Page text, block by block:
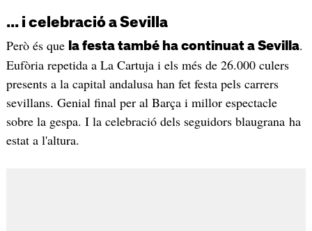
... i celebració a Sevilla
Però és que la festa també ha continuat a Sevilla.
Eufòria repetida a La Cartuja i els més de 26.000 culers
presents a la capital andalusa han fet festa pels carrers
sevillans. Genial final per al Barça i millor espectacle
sobre la gespa. I la celebració dels seguidors blaugrana ha
estat a l'altura.